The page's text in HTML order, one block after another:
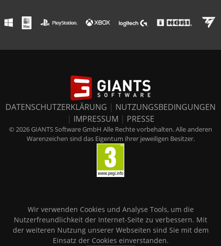
DATENSCHUTZERKLÄRUNG | NUTZUNGSBEDINGUNGEN
| IMPRESSUM | PRESSE
© 2026 GIANTS Software GmbH Alle Rechte vorbehalten. Alle anderen
Warenzeichen sind das Eigentum ihrer jeweiligen Besitzer.
Wir verwenden Cookies und Analyse Tools, um die
Nutzerfreundlichkeit der Internet-Seite zu verbessern. Mit
der weiteren Nutzung unserer Webseiten sind Sie mit dem
Einsatz der Cookies einverstanden.